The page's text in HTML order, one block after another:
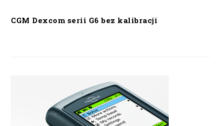
CGM Dexcom serii G6 bez kalibracji